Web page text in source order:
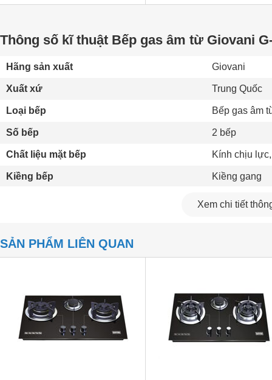
Thông số kĩ thuật Bếp gas âm từ Giovani
Hãng sản xuất Giovani
Xuất xứ Trung Quốc
Loại bếp Bếp gas âm
Số bếp 2 bếp
Chất liệu mặt bếp Kính chịu
Kiềng bếp Kiềng gang
Đầu đốt
Hệ thống đánh lửa
Xem chi tiết
SẢN PHẨM LIÊN QUAN